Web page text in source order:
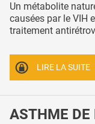
Un métabolite
causées par le VIH
traitement
LIRE LA SUITE
ASTHME DE